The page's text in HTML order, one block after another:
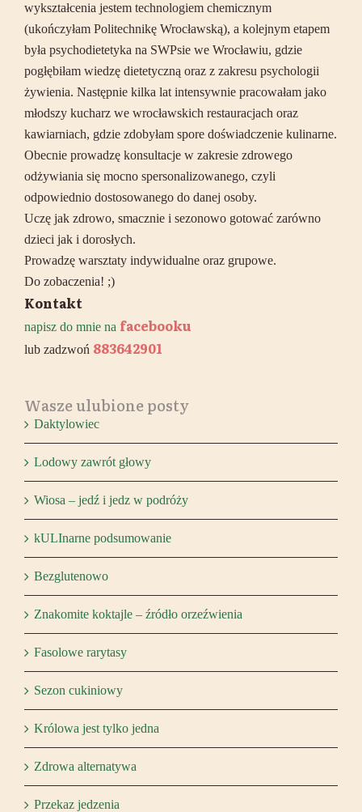
wykształcenia jestem technologiem chemicznym
(ukończyłam Politechnikę Wrocławską), a kolejnym etapem
była psychodietetyka na SWPsie we Wrocławiu, gdzie
pogłębiłam wiedzę dietetyczną oraz z zakresu psychologii
żywienia. Następnie kilka lat intensywnie pracowałam jako
młodszy kucharz we wrocławskich restauracjach oraz
kawiarniach, gdzie zdobyłam spore doświadczenie kulinarne.
Obecnie prowadzę konsultacje w zakresie zdrowego
odżywiania się mocno spersonalizowanego, czyli
odpowiednio dostosowanego do danej osoby.
Uczę jak zdrowo, smacznie i sezonowo gotować zarówno
dzieci jak i dorosłych.
Prowadzę warsztaty indywidualne oraz grupowe.
Do zobaczenia! ;)
Kontakt
napisz do mnie na facebooku
lub zadzwoń 883642901
Wasze ulubione posty
Daktylowiec
Lodowy zawrót głowy
Wiosa – jedź i jedz w podróży
kULInarne podsumowanie
Bezglutenowo
Znakomite koktajle – źródło orzeźwienia
Fasolowe rarytasy
Sezon cukiniowy
Królowa jest tylko jedna
Zdrowa alternatywa
Przekaz jedzenia